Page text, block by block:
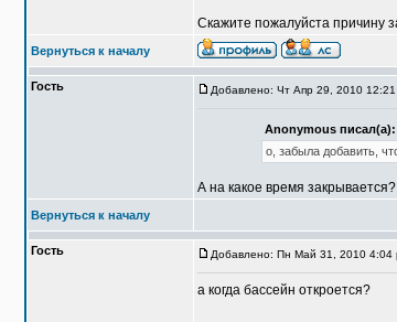
Скажите пожалуйста причину
Вернуться к началу
Гость Добавлено: Чт Апр 29, 2010 12:21
Anonymous писал(а):
о, забыла добавить,
А на какое время закрывается?
Вернуться к началу
Гость Добавлено: Пн Май 31, 2010 4:04
а когда бассейн откроется?